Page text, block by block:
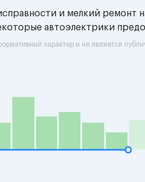
и мелкий ремонт
автоэлектрики
характер и не является